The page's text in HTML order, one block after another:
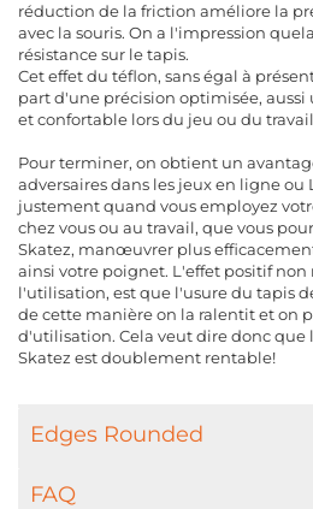
réduction de la friction améliore la
avec la souris. On a l'impression
résistance sur le tapis.
Cet effet du téflon, sans égal à
part d'une précision optimisée,
et confortable lors du jeu ou du
Pour terminer, on obtient un
adversaires dans les jeux en ligne ou
justement quand vous employez
chez vous ou au travail, que vous
Skatez, manœuvrer plus
ainsi votre poignet. L'effet positif
l'utilisation, est que l'usure du tapis
de cette manière on la ralentit et on
d'utilisation. Cela veut dire donc que
Skatez est doublement rentable!
Edges Rounded
FAQ